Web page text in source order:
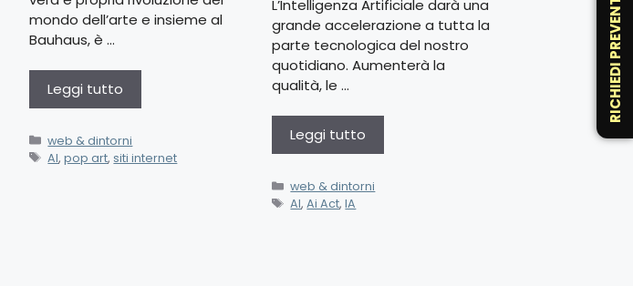
RICHIEDI PREVENTIVO
mondo dell’arte e insieme al
Bauhaus, è …
Leggi tutto
web & dintorni
AI,pop art,siti internet
L’Intelligenza Artificiale darà una
grande accelerazione a tutta la
parte tecnologica del nostro
quotidiano. Aumenterà la
qualità, le …
Leggi tutto
web & dintorni
AI,Ai Act,IA